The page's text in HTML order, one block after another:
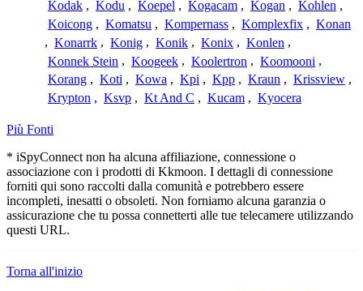
Kodak , Kodu , Koepel , Kogacam , Kogan , Kohlen ,
Koicong , Komatsu , Kompernass , Komplexfix , Konan
, Konarrk , Konig , Konik , Konix , Konlen ,
Konnek Stein , Koogeek , Koolertron , Koomooni ,
Korang , Koti , Kowa , Kpi , Kpp , Kraun , Krissview ,
Krypton , Ksvp , Kt And C , Kucam , Kyocera
Più Fonti
* iSpyConnect non ha alcuna affiliazione, connessione o
associazione con i prodotti di Kkmoon. I dettagli di connessione
forniti qui sono raccolti dalla comunità e potrebbero essere
incompleti, inesatti o obsoleti. Non forniamo alcuna garanzia o
assicurazione che tu possa connetterti alle tue telecamere utilizzando
questi URL.
Torna all'inizio